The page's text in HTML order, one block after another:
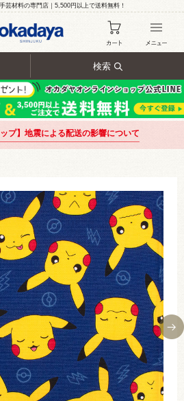
芸材料の専門店｜5,500円以上で送料無料！
検索
ップ】地震による配送の影響について